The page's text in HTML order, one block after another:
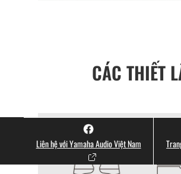
CÁC THIẾT
Liên hệ với Yamaha Audio Việt Nam